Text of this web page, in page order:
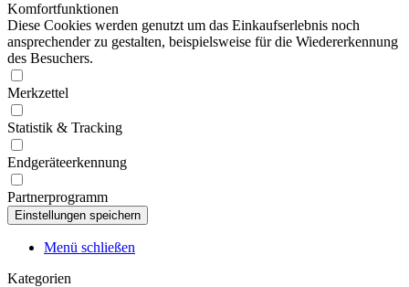
Komfortfunktionen
Diese Cookies werden genutzt um das Einkaufserlebnis noch
ansprechender zu gestalten, beispielsweise für die Wiedererkennung
des Besuchers.
Merkzettel
Statistik & Tracking
Endgeräteerkennung
Partnerprogramm
Menü schließen
Kategorien